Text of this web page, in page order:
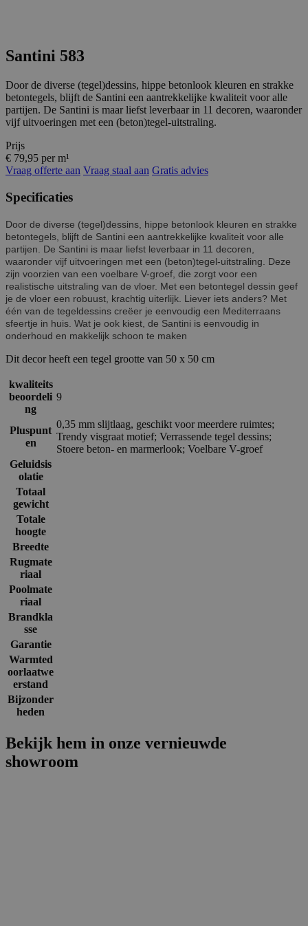
Santini 583
Door de diverse (tegel)dessins, hippe betonlook kleuren en strakke
betontegels, blijft de Santini een aantrekkelijke kwaliteit voor alle
partijen. De Santini is maar liefst leverbaar in 11 decoren, waaronder
vijf uitvoeringen met een (beton)tegel-uitstraling.
Prijs
€ 79,95 per m¹
Vraag offerte aan Vraag staal aan Gratis advies
Specificaties
Door de diverse (tegel)dessins, hippe betonlook kleuren en strakke
betontegels, blijft de Santini een aantrekkelijke kwaliteit voor alle
partijen. De Santini is maar liefst leverbaar in 11 decoren,
waaronder vijf uitvoeringen met een (beton)tegel-uitstraling. Deze
zijn voorzien van een voelbare V-groef, die zorgt voor een
realistische uitstraling van de vloer. Met een betontegel dessin geef
je de vloer een robuust, krachtig uiterlijk. Liever iets anders? Met
één van de tegeldessins creëer je eenvoudig een Mediterraans
sfeertje in huis. Wat je ook kiest, de Santini is eenvoudig in
onderhoud en makkelijk schoon te maken
Dit decor heeft een tegel grootte van 50 x 50 cm
kwaliteits
beoordeli
ng
9
Pluspunt
en
0,35 mm slijtlaag, geschikt voor meerdere ruimtes;
Trendy visgraat motief; Verrassende tegel dessins;
Stoere beton- en marmerlook; Voelbare V-groef
Geluidsis
olatie
Totaal
gewicht
Totale
hoogte
Breedte
Rugmate
riaal
Poolmate
riaal
Brandkla
sse
Garantie
Warmted
oorlaatwe
erstand
Bijzonder
heden
Bekijk hem in onze vernieuwde
showroom